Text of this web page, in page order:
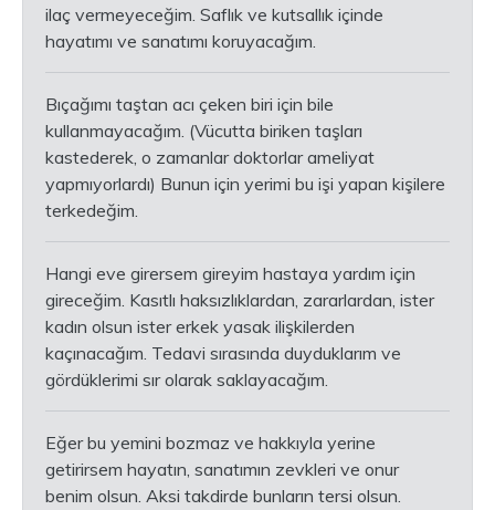
ilaç vermeyeceğim. Saflık ve kutsallık içinde
hayatımı ve sanatımı koruyacağım.
Bıçağımı taştan acı çeken biri için bile
kullanmayacağım. (Vücutta biriken taşları
kastederek, o zamanlar doktorlar ameliyat
yapmıyorlardı) Bunun için yerimi bu işi yapan kişilere
terkedeğim.
Hangi eve girersem gireyim hastaya yardım için
gireceğim. Kasıtlı haksızlıklardan, zararlardan, ister
kadın olsun ister erkek yasak ilişkilerden
kaçınacağım. Tedavi sırasında duyduklarım ve
gördüklerimi sır olarak saklayacağım.
Eğer bu yemini bozmaz ve hakkıyla yerine
getirirsem hayatın, sanatımın zevkleri ve onur
benim olsun. Aksi takdirde bunların tersi olsun.